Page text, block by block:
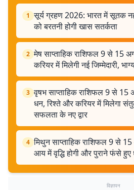
1 सूर्य ग्रहण 2026: भारत में सूतक
को बरतनी होगी खास सतर्कता
2 मेष साप्ताहिक राशिफल 9 से 15
करियर में मिलेगी नई जिम्मेदारी,
3 वृषभ साप्ताहिक राशिफल 9 से
धन, रिश्ते और करियर में मिलेगा
सफलता के नए द्वार
4 मिथुन साप्ताहिक राशिफल 9 से
आय में वृद्धि होगी और पुराने फंसे हुए
विज्ञापन